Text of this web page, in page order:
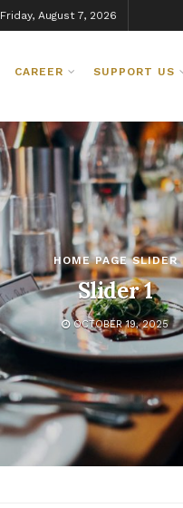
Friday, August 7, 2026
CAREER SUPPORT US
HOME PAGE SLIDER
Slider 1
OCTOBER 19, 2025